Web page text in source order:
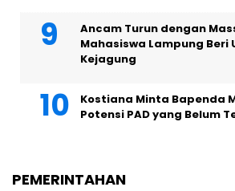
Ancam Turun dengan
Mahasiswa Lampung
Kejagung
Kostiana Minta Bapenda
Potensi PAD yang Belum
PEMERINTAHAN